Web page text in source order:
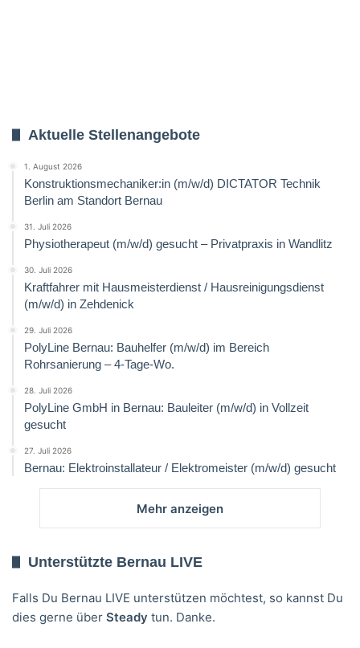
Aktuelle Stellenangebote
1. August 2026
Konstruktionsmechaniker:in (m/w/d) DICTATOR Technik
Berlin am Standort Bernau
31. Juli 2026
Physiotherapeut (m/w/d) gesucht – Privatpraxis in Wandlitz
30. Juli 2026
Kraftfahrer mit Hausmeisterdienst / Hausreinigungsdienst
(m/w/d) in Zehdenick
29. Juli 2026
PolyLine Bernau: Bauhelfer (m/w/d) im Bereich
Rohrsanierung – 4-Tage-Wo.
28. Juli 2026
PolyLine GmbH in Bernau: Bauleiter (m/w/d) in Vollzeit
gesucht
27. Juli 2026
Bernau: Elektroinstallateur / Elektromeister (m/w/d) gesucht
Mehr anzeigen
Unterstützte Bernau LIVE
Falls Du Bernau LIVE unterstützen möchtest, so kannst Du
dies gerne über Steady tun. Danke.